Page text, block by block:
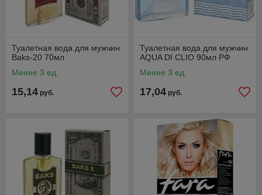
Туалетная вода для мужчин
Baks-20 70мл
Менее 3 ед.
15,14 руб.
Туалетная вода для мужчин
AQUA DI CLIO 90мл РФ
Менее 3 ед.
17,04 руб.